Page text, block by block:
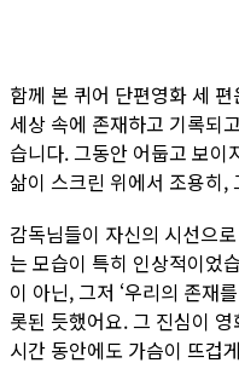
함께 본 퀴어 단편영화 세
세상 속에 존재하고 기록되
습니다. 그동안 어둡고 보이
삶이 스크린 위에서 조용히,
감독님들이 자신의 시선으
는 모습이 특히 인상적이었
이 아닌, 그저 ‘우리의 존재
롯된 듯했어요. 그 진심이
시간 동안에도 가슴이 뜨겁